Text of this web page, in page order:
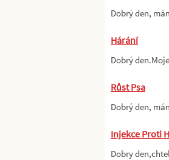
Dobrý den,
Hárání
Dobrý
Růst Psa
Dobrý den,
Injekce Proti
Dobry